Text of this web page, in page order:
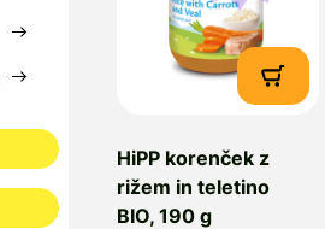
HiPP korenček z
rižem in teletino
BIO, 190 g